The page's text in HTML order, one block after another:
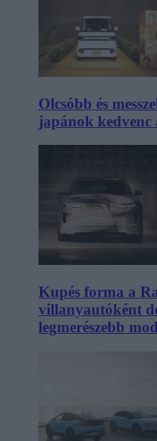
Olcsóbb és
japánok kedvenc
Kupés forma a
villanyautóként
legmerészebb